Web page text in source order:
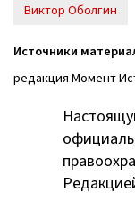
Виктор Оболгин
Источники
редакция Момент